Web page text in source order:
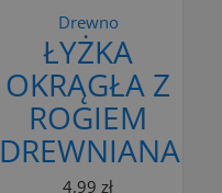
Drewno
ŁYŻKA
OKRĄGŁA Z
ROGIEM
DREWNIANA
4,99 zł